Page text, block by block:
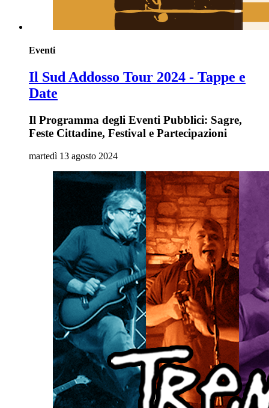
Eventi
Il Sud Addosso Tour 2024 - Tappe e
Date
Il Programma degli Eventi Pubblici: Sagre,
Feste Cittadine, Festival e Partecipazioni
martedì 13 agosto 2024